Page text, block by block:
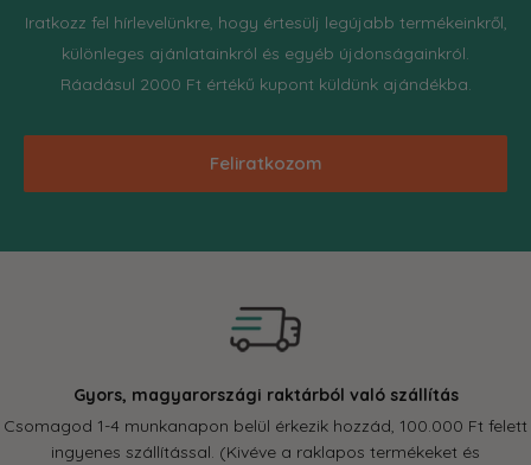
Iratkozz fel hírlevelünkre, hogy értesülj legújabb termékeinkről,
különleges ajánlatainkról és egyéb újdonságainkról.
Ráadásul 2000 Ft értékű kupont küldünk ajándékba.
Feliratkozom
Gyors, magyarországi raktárból való szállítás
Csomagod 1-4 munkanapon belül érkezik hozzád, 100.000 Ft felett
ingyenes szállítással. (Kivéve a raklapos termékeket és